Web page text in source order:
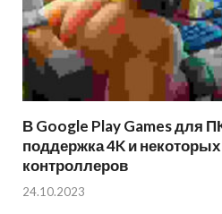
В Google Play Games для
поддержка 4K и
контроллеров
24.10.2023